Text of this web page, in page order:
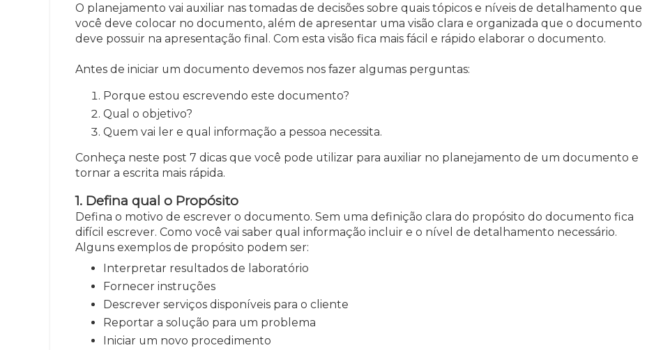
O planejamento vai auxiliar nas tomadas de decisões sobre quais tópicos e níveis de detalhamento que
você deve colocar no documento, além de apresentar uma visão clara e organizada que o documento
deve possuir na apresentação final. Com esta visão fica mais fácil e rápido elaborar o documento.
Antes de iniciar um documento devemos nos fazer algumas perguntas:
Porque estou escrevendo este documento?
Qual o objetivo?
Quem vai ler e qual informação a pessoa necessita.
Conheça neste post 7 dicas que você pode utilizar para auxiliar no planejamento de um documento e
tornar a escrita mais rápida.
1. Defina qual o Propósito
Defina o motivo de escrever o documento. Sem uma definição clara do propósito do documento fica
difícil escrever. Como você vai saber qual informação incluir e o nível de detalhamento necessário.
Alguns exemplos de propósito podem ser:
Interpretar resultados de laboratório
Fornecer instruções
Descrever serviços disponíveis para o cliente
Reportar a solução para um problema
Iniciar um novo procedimento